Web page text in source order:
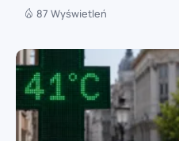
87 Wyświetleń